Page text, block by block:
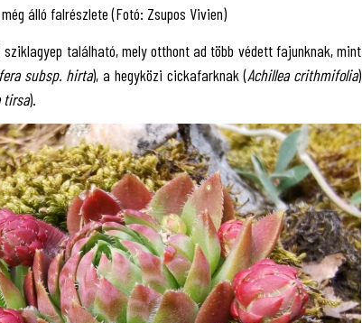
álló falrészlete (Fotó: Zsupos Vivien)
található, mely otthont ad több védett fajunknak, mint
subsp. hirta), a hegyközi cickafarknak (Achillea crithmifolia)
tirsa).